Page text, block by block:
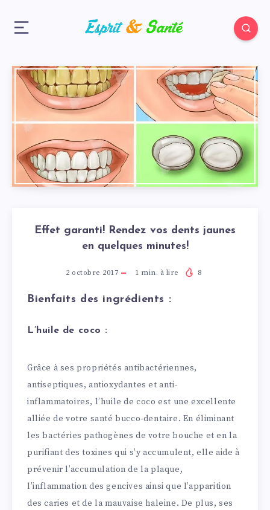
Effet garanti! Rendez vos dents jaunes
en quelques minutes!
2 octobre 2017 1 min. à lire 8
Bienfaits des ingrédients :
L’huile de coco :
Grâce à ses propriétés antibactériennes,
antiseptiques, antioxydantes et anti-
inflammatoires, l’huile de coco est une excellente
alliée de votre santé bucco-dentaire. En éliminant
les bactéries pathogènes de votre bouche et en la
purifiant des toxines qui s’y accumulent, elle aide à
prévenir l’accumulation de la plaque,
l’inflammation des gencives ainsi que l’apparition
des caries et de la mauvaise haleine. De plus, ses